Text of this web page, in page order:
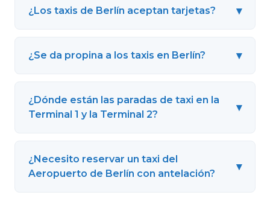
¿Los taxis de Berlín aceptan tarjetas? ▾
¿Se da propina a los taxis en Berlín? ▾
¿Dónde están las paradas de taxi en la
Terminal 1 y la Terminal 2?
▾
¿Necesito reservar un taxi del
Aeropuerto de Berlín con antelación?
▾